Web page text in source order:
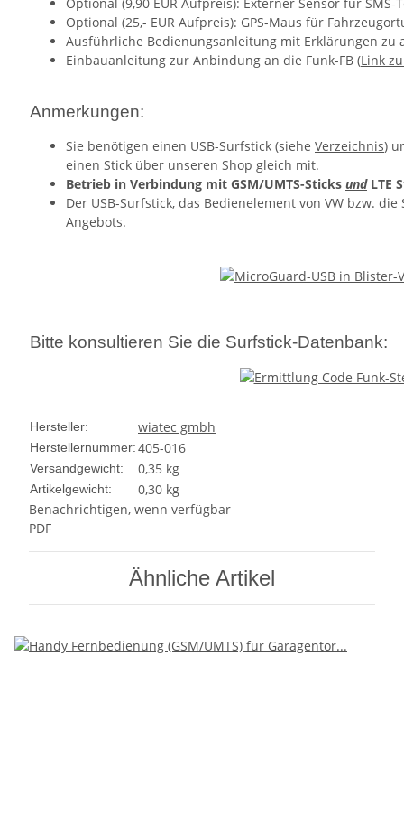
Optional (25,- EUR Aufpreis): GPS-Maus für
Ausführliche Bedienungsanleitung mit Erklärungen zu
Einbauanleitung zur Anbindung an die Funk-FB (Link
Anmerkungen:
Sie benötigen einen USB-Surfstick (siehe Verzeichnis)
einen Stick über unseren Shop gleich mit.
Betrieb in Verbindung mit GSM/UMTS-Sticks undLTE
Der USB-Surfstick, das Bedienelement von VW bzw.
Angebots.
Bitte konsultieren Sie die Surfstick-Datenbank:
Hersteller: wiatec gmbh
Herstellernummer:405-016
Versandgewicht: 0,35 kg
Artikelgewicht: 0,30 kg
Benachrichtigen, wenn verfügbar
PDF
Ähnliche Artikel